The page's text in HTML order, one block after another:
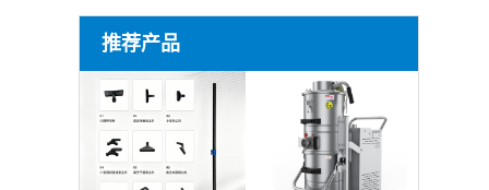
推荐产品